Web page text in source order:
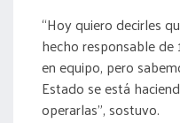
“Hoy quiero decirles
hecho responsable
en equipo, pero
Estado se está
operarlas”, sostuvo.